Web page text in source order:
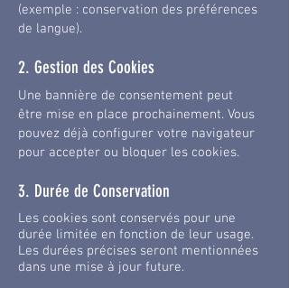
(exemple : conservation des préférences
de langue).
2. Gestion des Cookies
Une bannière de consentement peut
être mise en place prochainement. Vous
pouvez déjà configurer votre navigateur
pour accepter ou bloquer les cookies.
3. Durée de Conservation
Les cookies sont conservés pour une
durée limitée en fonction de leur usage.
Les durées précises seront mentionnées
dans une mise à jour future.